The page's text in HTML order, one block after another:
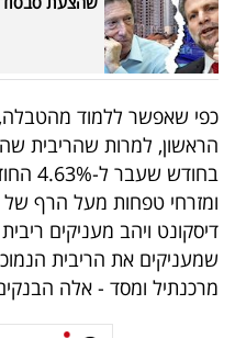
כפי שאפשר ללמוד מהטבלה,
שמעניקים את הריבית
מרכנתיל ומסד - אלה